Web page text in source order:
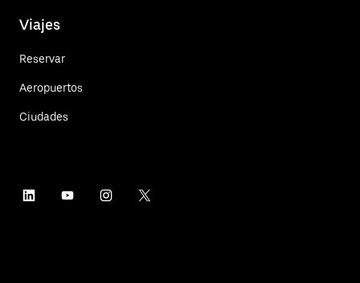
Viajes
Reservar
Aeropuertos
Ciudades